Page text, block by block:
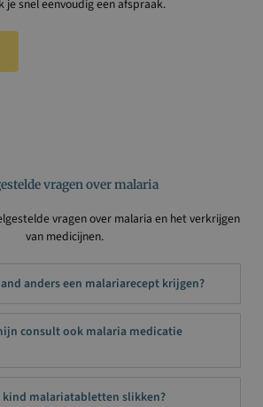
je snel eenvoudig een afspraak.
vragen over malaria
vragen over malaria en het verkrijgen
van medicijnen.
anders een malariarecept krijgen?
consult ook malaria medicatie
malariatabletten slikken?